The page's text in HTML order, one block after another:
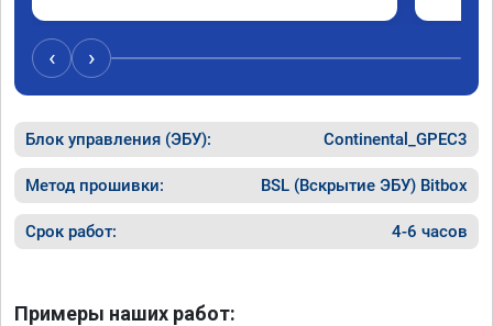
‹ ›
Блок управления (ЭБУ): Continental_GPEC3
Метод прошивки: BSL (Вскрытие ЭБУ) Bitbox
Срок работ: 4-6 часов
Примеры наших работ: